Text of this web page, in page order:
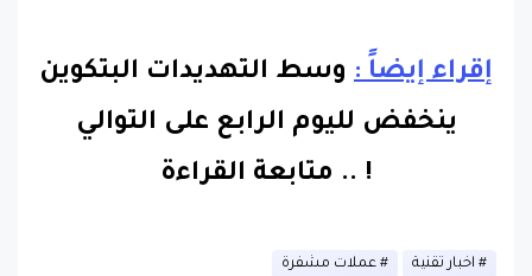
إقراء إيضاً : وسط التهديدات البتكوين
ينخفض لليوم الرابع على التوالي
!
.. متابعة القراءة
اخبار تقنية عملات مشفرة